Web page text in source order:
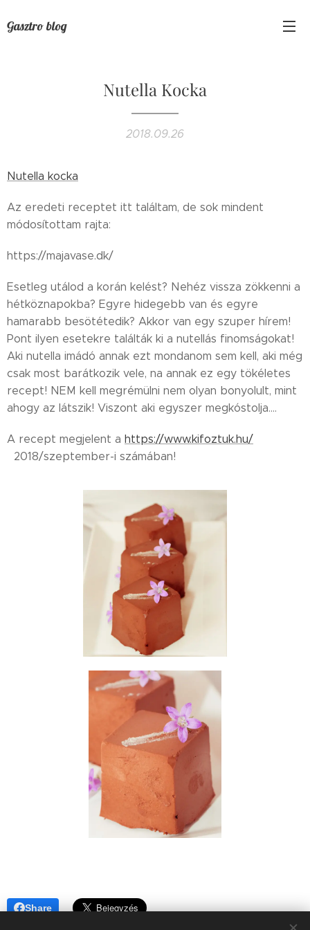
Gasztro blog
Nutella Kocka
2018.09.26
Nutella kocka
Az eredeti receptet itt találtam, de sok mindent
módosítottam rajta:
https://majavase.dk/
Esetleg utálod a korán kelést? Nehéz vissza zökkenni a
hétköznapokba? Egyre hidegebb van és egyre
hamarabb besötétedik? Akkor van egy szuper hírem!
Pont ilyen esetekre találták ki a nutellás finomságokat!
Aki nutella imádó annak ezt mondanom sem kell, aki még
csak most barátkozik vele, na annak ez egy tökéletes
recept! NEM kell megrémülni nem olyan bonyolult, mint
ahogy az látszik! Viszont aki egyszer megkóstolja....
A recept megjelent a https://www.kifoztuk.hu/
2018/szeptember-i számában!
Share